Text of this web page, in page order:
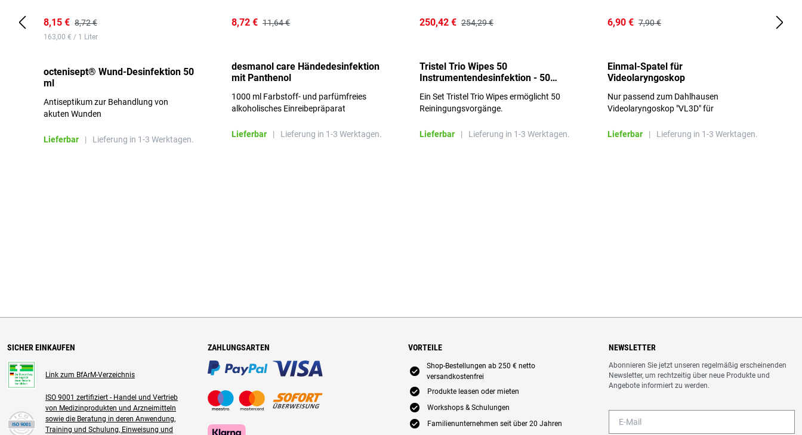
8,15 € 8,72 €
163,00 € / 1 Liter
octenisept® Wund-Desinfektion 50
ml
Antiseptikum zur Behandlung von
akuten Wunden
Lieferbar | Lieferung in 1-3 Werktagen.
8,72 € 11,64 €
desmanol care Händedesinfektion
mit Panthenol
1000 ml Farbstoff- und parfümfreies
alkoholisches Einreibepräparat
Lieferbar
| Lieferung in 1-3 Werktagen.
250,42 € 254,29 €
Tristel Trio Wipes 50
Instrumentendesinfektion - 50
Ein Set Tristel Trio Wipes ermöglicht 50
Reiningungsvorgänge.
Lieferbar | Lieferung in 1-3 Werktagen.
6,90 € 7,90 €
Einmal-Spatel für
Videolaryngoskop
Nur passend zum Dahlhausen
Videolaryngoskop "VL3D" für
Lieferbar
| Lieferung in 1-3 Werktagen.
SICHER EINKAUFEN
Link zum BfArM-Verzeichnis
ISO 9001 zertifiziert - Handel und Vertrieb
von Medizinprodukten und Arzneimitteln
sowie die Beratung in deren Anwendung,
Training und Schulung, Einweisung und
ZAHLUNGSARTEN VORTEILE
E
Shop-Bestellungen ab 250 € netto
versandkostenfrei
E Produkte leasen oder mieten
E Workshops & Schulungen
E Familienunternehmen seit über 20 Jahren
NEWSLETTER
Abonnieren Sie jetzt unseren regelmäßig erscheinenden
Newsletter, um rechtzeitig über neue Produkte und
Angebote informiert zu werden.